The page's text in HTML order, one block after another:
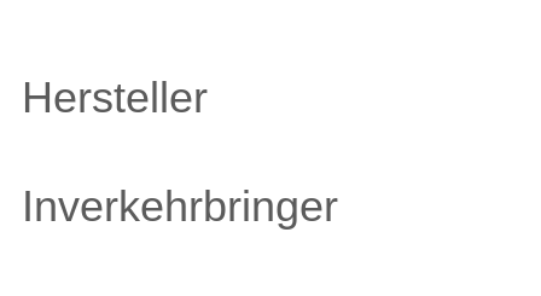
Hersteller
Inverkehrbringer